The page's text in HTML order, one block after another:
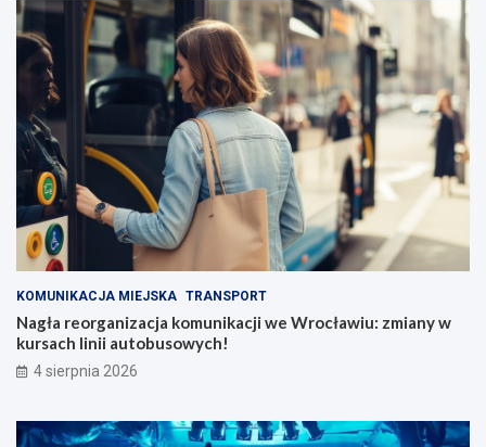
KOMUNIKACJA MIEJSKA TRANSPORT
Nagła reorganizacja komunikacji we Wrocławiu: zmiany w
kursach linii autobusowych!
4 sierpnia 2026